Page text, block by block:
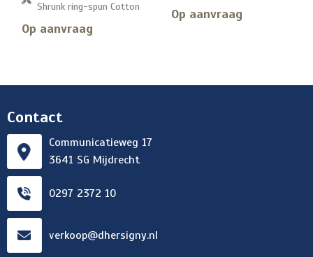
Shrunk ring-spun Cotton
Op aanvraag
Op aanvraag
Contact
Communicatieweg 17
3641 SG Mijdrecht
0297 2372 10
verkoop@dhersigny.nl